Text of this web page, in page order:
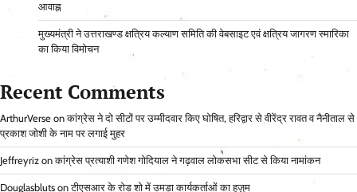
आवाह्न
मुख्यमंत्री ने उत्तराखण्ड क्षत्रिय कल्याण समिति की वेबसाइट एवं क्षत्रिय जागरण स्मारिका
का किया विमोचन
Recent Comments
ArthurVerse onकांग्रेस ने दो सीटों पर उम्मीदवार किए घोषित, हरिद्वार से वीरेंद्र रावत व नैनीताल से
प्रकाश जोशी के नाम पर लगाई मुहर
Jeffreyriz onकांग्रेस प्रत्याशी गणेश गोदियाल ने गढ़वाल लोकसभा सीट से किया नामांकन
Douglasbluts onटीएसआर के रोड शो में उमड़ा कार्यकर्ताओं का हुज़ूम